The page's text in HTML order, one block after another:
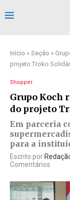
Início » Seção »
projeto Troko
Shopper
Grupo Koch
do projeto
Em parceria
para a
Escrito por
Comentários